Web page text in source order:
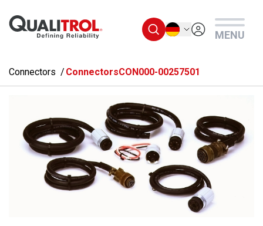
Deutsch
MENU
Connectors ConnectorsCON000-00257501